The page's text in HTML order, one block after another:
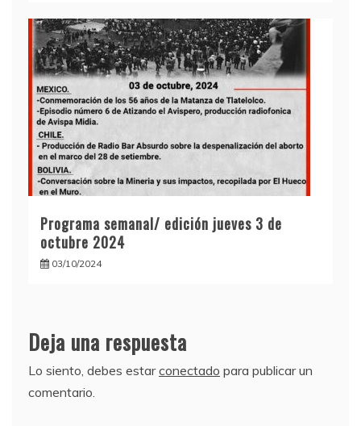
Programa semanal/ edición jueves 3 de
octubre 2024
03/10/2024
Deja una respuesta
Lo siento, debes estarconectado para publicar un
comentario.